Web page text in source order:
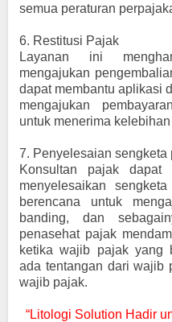
semua peraturan
6. Restitusi Pajak
Layanan ini
mengajukan
dapat membantu aplikasi
mengajukan
untuk menerima
7. Penyelesaian sengketa
Konsultan pajak dapat
menyelesaikan
berencana untuk
banding, dan
penasehat pajak
ketika wajib pajak yang
ada tentangan dari wajib
wajib pajak.
“Litologi Solution Hadir